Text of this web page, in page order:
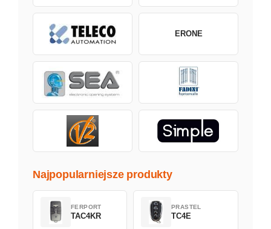
ERONE
Najpopularniejsze produkty
FERPORT
TAC4KR
PRASTEL
TC4E